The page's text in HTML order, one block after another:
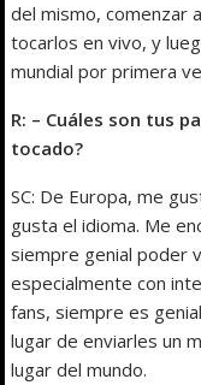
del mismo, comenzar
tocarlos en vivo, y
mundial por primera
R: – Cuáles son tus
tocado?
SC: De Europa, me
gusta el idioma. Me
siempre genial poder
especialmente con
fans, siempre es
lugar de enviarles un
lugar del mundo.